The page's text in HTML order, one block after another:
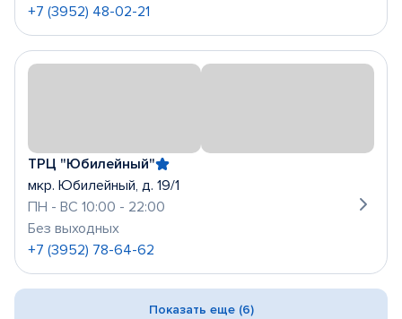
+7 (3952) 48-02-21
ТРЦ "Юбилейный"
мкр. Юбилейный, д. 19/1
ПН - ВС 10:00 - 22:00
Без выходных
+7 (3952) 78-64-62
Показать еще (6)